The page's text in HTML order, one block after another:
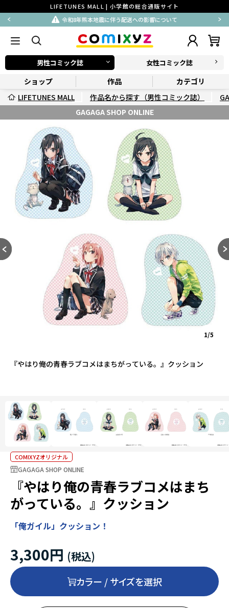
LIFETUNES MALL | 小学館の総合通販サイト
令和8年熊本地震に伴う配送への影響について
男性コミック誌 女性コミック誌
ショップ 作品
カテゴリ
LIFETUNES MALL
作品名から探す（男性コミック誌）
GAGAGA SHOP ONLINE
『やはり俺の青春ラブコメはまちがっている。』クッション
1/5
COMIXYZオリジナル
GAGAGA SHOP ONLINE
『やはり俺の青春ラブコメはまち
がっている。』クッション
「俺ガイル」クッション！
3,300円
カラー / サイズを選択